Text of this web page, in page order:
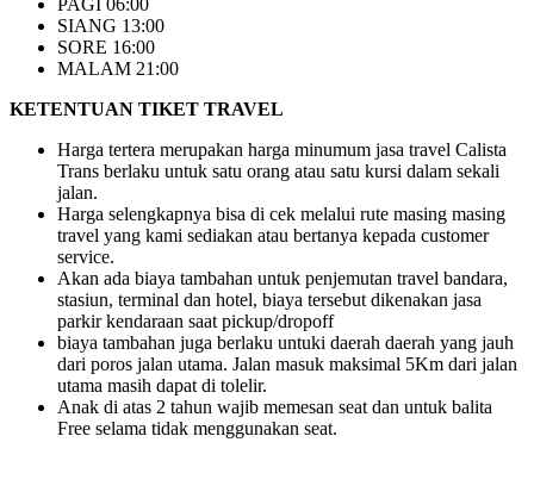
PAGI 06:00
SIANG 13:00
SORE 16:00
MALAM 21:00
KETENTUAN TIKET TRAVEL
Harga tertera merupakan harga minumum jasa travel Calista
Trans berlaku untuk satu orang atau satu kursi dalam sekali
jalan.
Harga selengkapnya bisa di cek melalui rute masing masing
travel yang kami sediakan atau bertanya kepada customer
service.
Akan ada biaya tambahan untuk penjemutan travel bandara,
stasiun, terminal dan hotel, biaya tersebut dikenakan jasa
parkir kendaraan saat pickup/dropoff
biaya tambahan juga berlaku untuki daerah daerah yang jauh
dari poros jalan utama. Jalan masuk maksimal 5Km dari jalan
utama masih dapat di tolelir.
Anak di atas 2 tahun wajib memesan seat dan untuk balita
Free selama tidak menggunakan seat.